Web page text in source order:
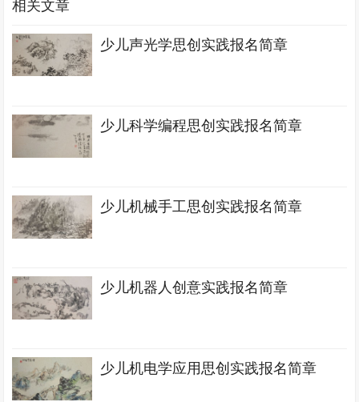
相关文章
少儿声光学思创实践报名简章
少儿科学编程思创实践报名简章
少儿机械手工思创实践报名简章
少儿机器人创意实践报名简章
少儿机电学应用思创实践报名简章